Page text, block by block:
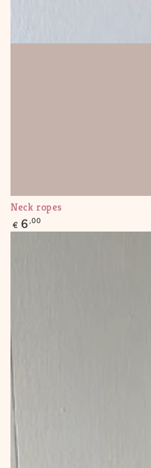
Neck ropes
Regular
price
€ 6,00